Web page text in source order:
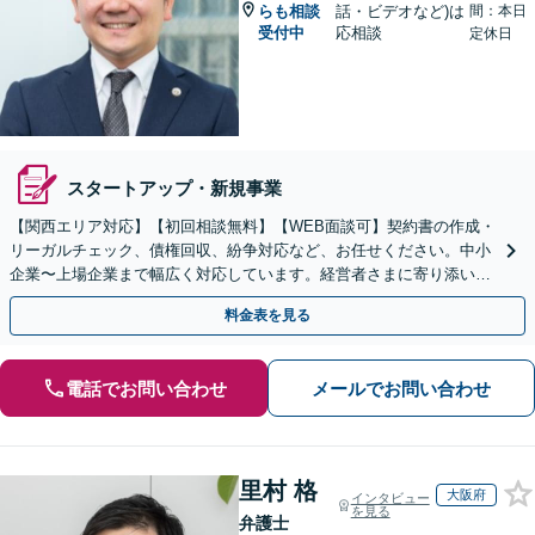
らも相談
受付中
話・ビデオなど)は
応相談
間：本日
定休日
スタートアップ・新規事業
【関西エリア対応】【初回相談無料】【WEB面談可】契約書の作成・
リーガルチェック、債権回収、紛争対応など、お任せください。中小
企業〜上場企業まで幅広く対応しています。経営者さまに寄り添い、
背中を後押しできるよう尽力いたします。
料金表を見る
電話でお問い合わせ メールでお問い合わせ
里村 格
弁護士
インタビュー
を見る
大阪府